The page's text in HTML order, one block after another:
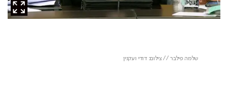
                שלמה פילבר // צילום: דודי ועקנין